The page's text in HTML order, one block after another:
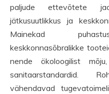
paljude ettevõtete
jätkusuutlikkus ja
Mainekad
keskkonnasõbralikke
nende ökoloogilist
sanitaarstandardid.
vähendavad